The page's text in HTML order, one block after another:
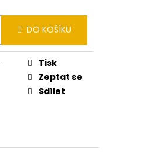
DO KOŠÍKU
Tisk
Zeptat se
Sdílet